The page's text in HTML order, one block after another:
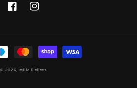
FacebookInstagram
© 2026, Mille Delices